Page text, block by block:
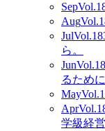
Sep
Aug
Jul
ら。
Jun
るために
May
Apr
学級経